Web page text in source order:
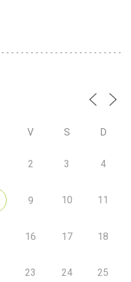
V S D
2 3 4
9 10 11
16 17 18
23 24 25